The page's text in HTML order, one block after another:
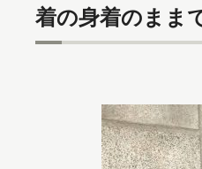
着の身着のまま